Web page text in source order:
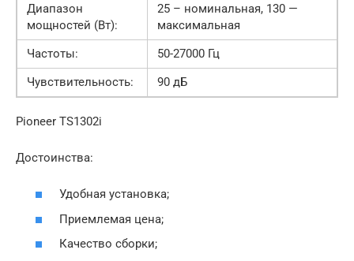
Диапазон
мощностей (Вт):
25 – номинальная, 130 —
максимальная
Частоты:
50-27000 Гц
Чувствительность:
90 дБ
Pioneer TS1302i
Достоинства:
Удобная установка;
Приемлемая цена;
Качество сборки;